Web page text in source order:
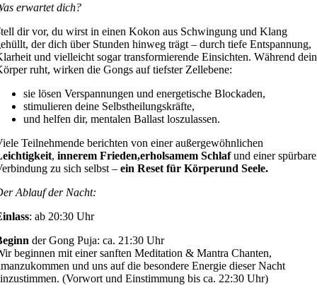
erwartet dich?
tell dir vor, du wirst in einen Kokon aus Schwingung und Klang
der dich über Stunden hinweg trägt – durch tiefe Entspannung,
und vielleicht sogar transformierende Einsichten. Während dein
ruht, wirken die Gongs auf tiefster Zellebene:
sie lösen Verspannungen und energetische Blockaden,
stimulieren deine Selbstheilungskräfte,
und helfen dir, mentalen Ballast loszulassen.
Teilnehmende berichten von einer außergewöhnlichen
, innerem Frieden,erholsamem Schlafund einer
zu sich selbst – ein Reset für Körperund Seele.
Ablauf der Nacht:
: ab 20:30 Uhr
der Gong Puja: ca. 21:30 Uhr
beginnen mit einer sanften Meditation & Mantra Chanten,
und uns auf die besondere Energie dieser Nacht
(Vorwort und Einstimmung bis ca. 22:30 Uhr)